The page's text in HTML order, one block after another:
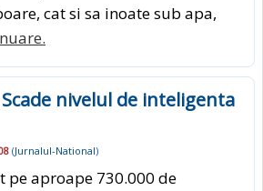
cat si sa inoate sub apa,
nivelul de inteligenta
(Jurnalul-National)
pe aproape 730.000 de